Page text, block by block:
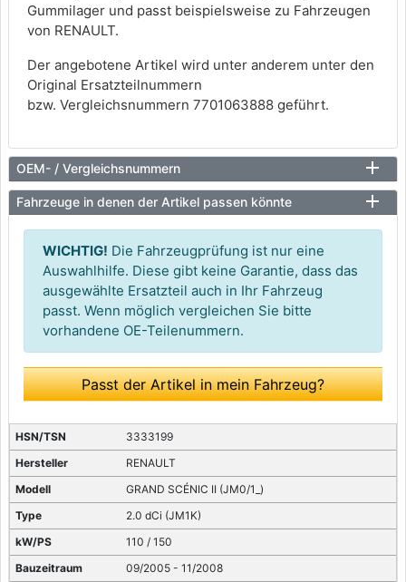
Gummilager und passt beispielsweise zu Fahrzeugen
von RENAULT.
Der angebotene Artikel wird unter anderem unter den
Original Ersatzteilnummern
bzw. Vergleichsnummern 7701063888 geführt.
OEM- / Vergleichsnummern
Fahrzeuge in denen der Artikel passen könnte
WICHTIG! Die Fahrzeugprüfung ist nur eine
Auswahlhilfe. Diese gibt keine Garantie, dass das
ausgewählte Ersatzteil auch in Ihr Fahrzeug
passt. Wenn möglich vergleichen Sie bitte
vorhandene OE-Teilenummern.
Passt der Artikel in mein Fahrzeug?
3333199
RENAULT
GRAND SCÉNIC II (JM0/1_)
2.0 dCi (JM1K)
110 / 150
09/2005 - 11/2008